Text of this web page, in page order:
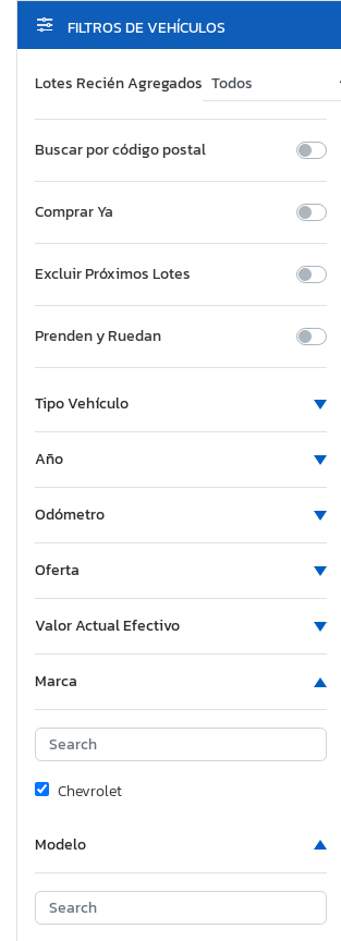
FILTROS DE VEHÍCULOS
Lotes Recién Agregados
Buscar por código postal
Comprar Ya
Excluir Próximos Lotes
Prenden y Ruedan
Tipo Vehículo
Año
Odómetro
Oferta
Valor Actual Efectivo
Marca
Chevrolet
Modelo